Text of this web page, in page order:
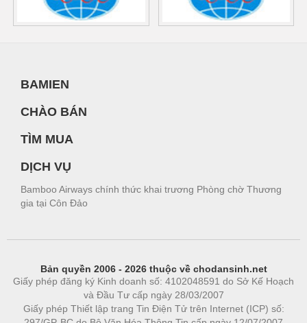
BAMIEN
CHÀO BÁN
TÌM MUA
DỊCH VỤ
Bamboo Airways chính thức khai trương Phòng chờ Thương
gia tại Côn Đảo
Bản quyền 2006 - 2026 thuộc về chodansinh.net
Giấy phép đăng ký Kinh doanh số: 4102048591 do Sở Kế Hoạch
và Đầu Tư cấp ngày 28/03/2007
Giấy phép Thiết lập trang Tin Điện Tử trên Internet (ICP) số: